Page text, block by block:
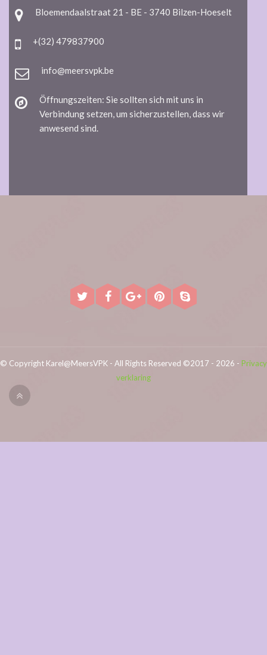
Bloemendaalstraat 21 - BE - 3740 Bilzen-Hoeselt
+(32) 479837900
info@meersvpk.be
Öffnungszeiten: Sie sollten sich mit uns in
Verbindung setzen, um sicherzustellen, dass wir
anwesend sind.
© Copyright Karel@MeersVPK - All Rights Reserved ©2017 - 2026 - Privacy
verklaring